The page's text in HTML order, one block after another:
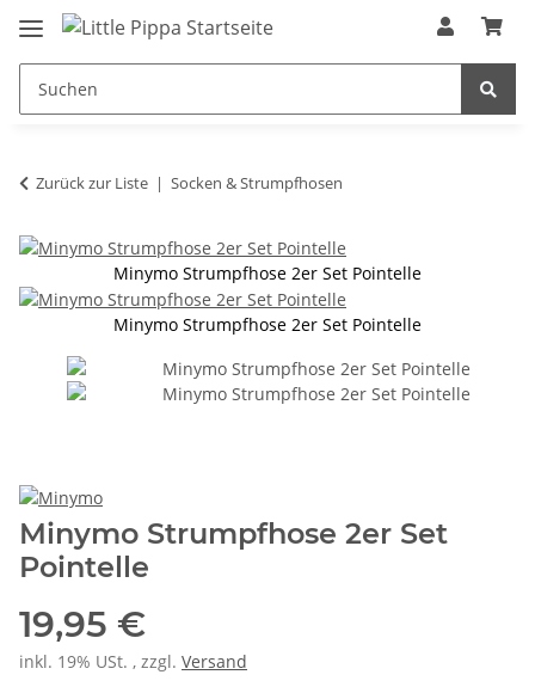
Zum Hauptinhalt springen
springen
Zurück zur Liste Socken & Strumpfhosen
Minymo Strumpfhose 2er Set Pointelle
Minymo Strumpfhose 2er Set Pointelle
Minymo Strumpfhose 2er Set
Pointelle
19,95 €
inkl. 19% USt. , zzgl. Versand